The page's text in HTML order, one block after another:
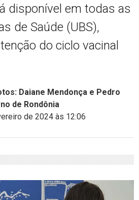
disponível em todas as
de Saúde (UBS),
do ciclo vacinal
Daiane Mendonça e Pedro
de Rondônia
de 2024 às 12:06